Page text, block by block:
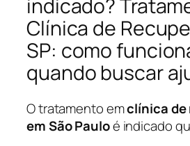
indicado?
Clínica de
SP: como
quando buscar
O tratamento emclínica de
em São Pauloé indicado